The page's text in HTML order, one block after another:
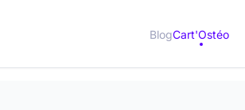
BlogCart'Ostéo